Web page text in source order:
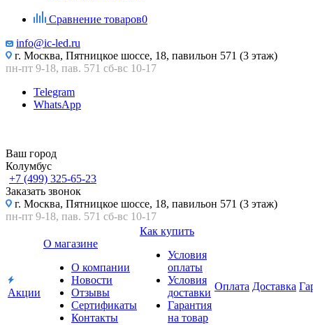
Сравнение товаров0
info@ic-led.ru
г. Москва, Пятницкое шоссе, 18, павильон 571 (3 этаж)
пн-пт 9-18, пав. 571 сб-вс 10-17
Telegram
WhatsApp
Ваш город
Колумбус
+7 (499) 325-65-23
Заказать звонок
г. Москва, Пятницкое шоссе, 18, павильон 571 (3 этаж)
пн-пт 9-18, пав. 571 сб-вс 10-17
Акции
О магазине
О компании
Новости
Отзывы
Сертификаты
Контакты
Как купить
Условия
оплаты
Условия
доставки
Гарантия
на товар
Оплата Доставка